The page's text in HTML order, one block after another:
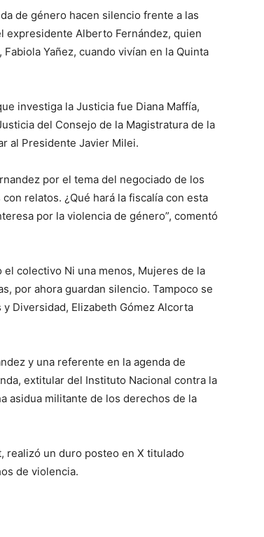
de género hacen silencio frente a las
expresidente Alberto Fernández, quien
Yañez, cuando vivían en la Quinta
investiga la Justicia fue Diana Maffía,
del Consejo de la Magistratura de la
al Presidente Javier Milei.
por el tema del negociado de los
relatos. ¿Qué hará la fiscalía con esta
por la violencia de género”, comentó
colectivo Ni una menos, Mujeres de la
por ahora guardan silencio. Tampoco se
Diversidad, Elizabeth Gómez Alcorta
y una referente en la agenda de
extitular del Instituto Nacional contra la
asidua militante de los derechos de la
realizó un duro posteo en X titulado
de violencia.